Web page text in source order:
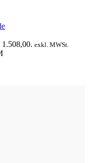
exkl. MWSt.